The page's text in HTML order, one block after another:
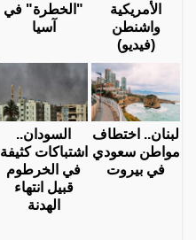
الأمريكية
واشنطن
(فيديو)
"الخطرة" في
آسيا
لبنان.. اختطاف
مواطن سعودي
في بيروت
السودان..
اشتباكات كثيفة
في الخرطوم
قبيل انتهاء
الهدنة